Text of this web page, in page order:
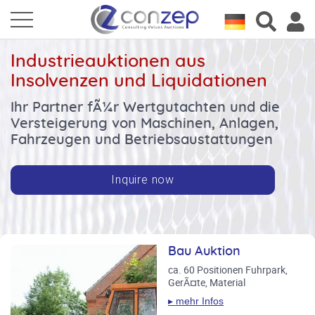
Industrieauktionen aus
Insolvenzen und Liquidationen
Ihr Partner fÃ¼r Wertgutachten und die
Versteigerung von Maschinen, Anlagen,
Fahrzeugen und Betriebsaustattungen
Inquire now
Bau Auktion
ca. 60 Positionen Fuhrpark,
GerÃ¤te, Material
▸ mehr Infos
Tischlerei-Auktion
ca. 120 Position gepflegter
Maschinen- und
Werkzeugbestand, u.a.
Breitbandschlieferm
Bitte beachten Sie die
Auktionen im Juli und
August
Handwerk, Fahrzeuge,
Metallbearbeitung, Bau